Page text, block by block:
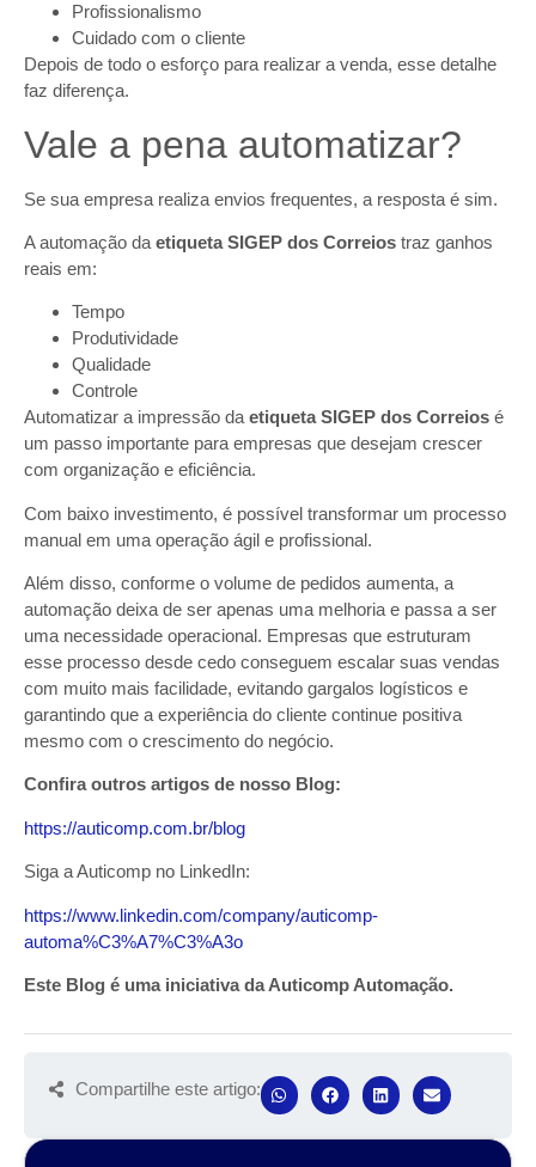
Profissionalismo
Cuidado com o cliente
Depois de todo o esforço para realizar a venda, esse detalhe
faz diferença.
Vale a pena automatizar?
Se sua empresa realiza envios frequentes, a resposta é sim.
A automação da etiqueta SIGEP dos Correios traz ganhos
reais em:
Tempo
Produtividade
Qualidade
Controle
Automatizar a impressão da etiqueta SIGEP dos Correios é
um passo importante para empresas que desejam crescer
com organização e eficiência.
Com baixo investimento, é possível transformar um processo
manual em uma operação ágil e profissional.
Além disso, conforme o volume de pedidos aumenta, a
automação deixa de ser apenas uma melhoria e passa a ser
uma necessidade operacional. Empresas que estruturam
esse processo desde cedo conseguem escalar suas vendas
com muito mais facilidade, evitando gargalos logísticos e
garantindo que a experiência do cliente continue positiva
mesmo com o crescimento do negócio.
Confira outros artigos de nosso Blog:
https://auticomp.com.br/blog
Siga a Auticomp no LinkedIn:
https://www.linkedin.com/company/auticomp-
automa%C3%A7%C3%A3o
Este Blog é uma iniciativa da Auticomp Automação.
Compartilhe este artigo: